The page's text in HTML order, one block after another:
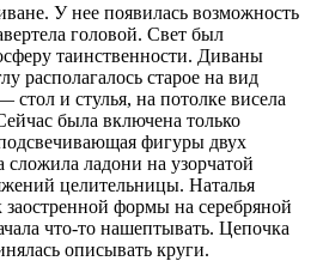
У нее появилась возможность
головой. Свет был
таинственности. Диваны
располагалось старое на вид
и стулья, на потолке висела
была включена только
фигуры двух
ладони на узорчатой
целительницы. Наталья
формы на серебряной
что-то нашептывать. Цепочка
описывать круги.